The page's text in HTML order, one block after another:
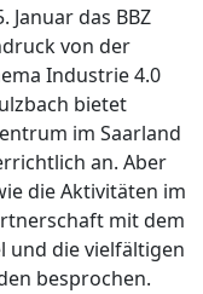
Januar das BBZ
von der
Industrie 4.0
bietet
im Saarland
an. Aber
die Aktivitäten im
mit dem
und die vielfältigen
besprochen.